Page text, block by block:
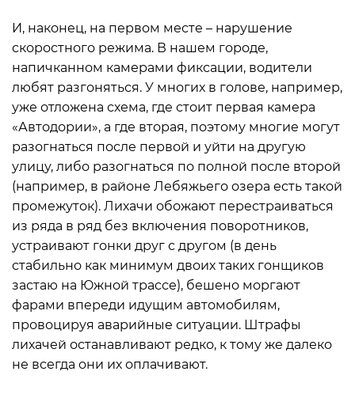
И, наконец, на первом месте – нарушение
скоростного режима. В нашем городе,
напичканном камерами фиксации, водители
любят разгоняться. У многих в голове, например,
уже отложена схема, где стоит первая камера
«Автодории», а где вторая, поэтому многие могут
разогнаться после первой и уйти на другую
улицу, либо разогнаться по полной после второй
(например, в районе Лебяжьего озера есть такой
промежуток). Лихачи обожают перестраиваться
из ряда в ряд без включения поворотников,
устраивают гонки друг с другом (в день
стабильно как минимум двоих таких гонщиков
застаю на Южной трассе), бешено моргают
фарами впереди идущим автомобилям,
провоцируя аварийные ситуации. Штрафы
лихачей останавливают редко, к тому же далеко
не всегда они их оплачивают.